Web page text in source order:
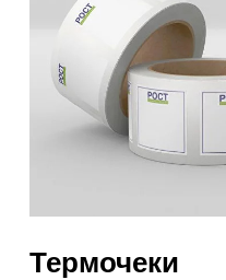
Термочеки